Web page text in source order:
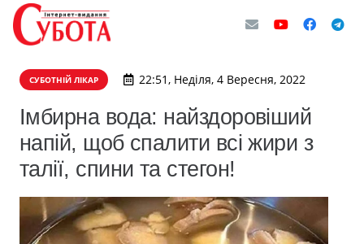
СУБОТНІЙ ЛІКАР 22:51, Неділя, 4 Вересня, 2022
Імбирна вода: найздоровіший
напій, щоб спалити всі жири з
талії, спини та стегон!